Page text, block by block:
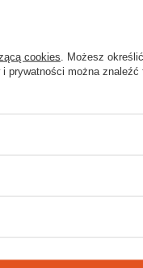
cookies . Możesz
prywatności można